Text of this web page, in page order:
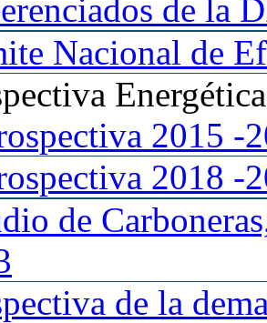
de la
Nacional de
2015 -
2018 -
de
de la